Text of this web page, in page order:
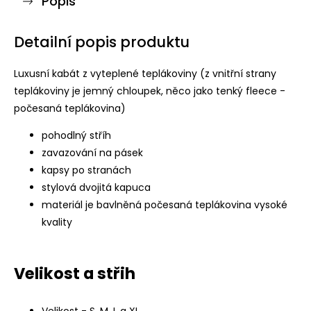
Detailní popis produktu
Luxusní kabát z vyteplené teplákoviny (z vnitřní strany
teplákoviny je jemný chloupek, něco jako tenký fleece -
počesaná teplákovina)
pohodlný stříh
zavazování na pásek
kapsy po stranách
stylová dvojitá kapuca
materiál je bavlněná počesaná teplákovina vysoké
kvality
Velikost a střih